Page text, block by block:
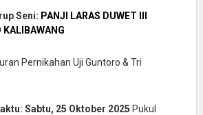
Seni: PANJI LARAS DUWET III
KALIBAWANG
Pernikahan Uji Guntoro & Tri
Sabtu, 25 Oktober 2025 Pukul